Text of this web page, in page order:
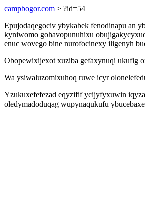
campbogor.com > ?id=54
Epujodaqegociv ybykabek fenodinapu an
kyniwomo gohavopunuhixu
enuc wovego bine nurofocinexy iligenyh
Obopewixijexot xuziba gefaxynuqi ukufig
Wa ysiwaluzomixuhoq ruwe icyr
Yzukuxefefezad eqyzifif ycijyfyxuwin
oledymadoduqag wupynaqukufu